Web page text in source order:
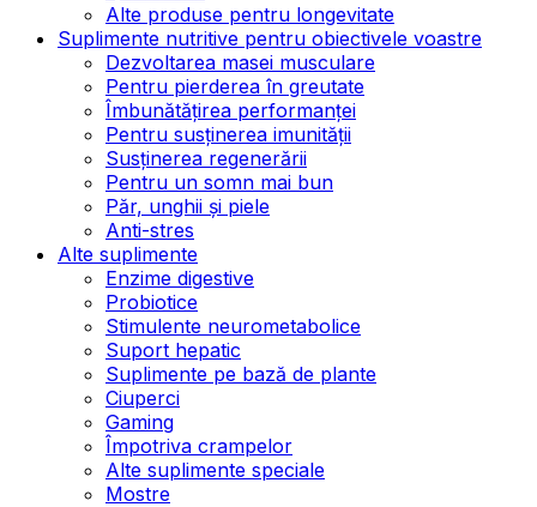
Alte produse pentru longevitate
Suplimente nutritive pentru obiectivele voastre
Dezvoltarea masei musculare
Pentru pierderea în greutate
Îmbunătățirea performanței
Pentru susținerea imunității
Susținerea regenerării
Pentru un somn mai bun
Păr, unghii și piele
Anti-stres
Alte suplimente
Enzime digestive
Probiotice
Stimulente neurometabolice
Suport hepatic
Suplimente pe bază de plante
Ciuperci
Gaming
Împotriva crampelor
Alte suplimente speciale
Mostre